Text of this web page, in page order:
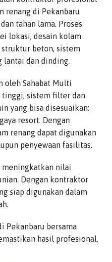
renang di Pekanbaru
tahan lama. Proses
lokasi, desain kolam
struktur beton, sistem
lantai dan dinding.
oleh Sahabat Multi
tinggi, sistem filter dan
yang bisa disesuaikan:
resort. Dengan
renang dapat digunakan
penyewaan fasilitas.
meningkatkan nilai
Dengan kontraktor
siap digunakan dalam
Pekanbaru bersama
hasil profesional,